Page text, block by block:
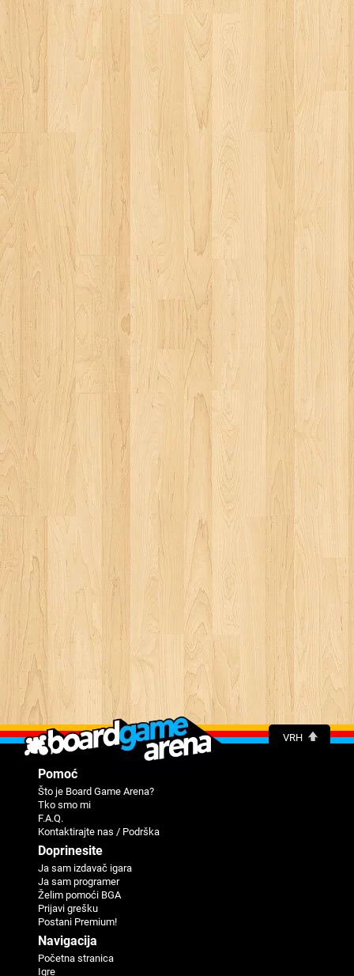
VRH
Pomoć
Što je Board Game Arena?
Tko smo mi
F.A.Q.
Kontaktirajte nas / Podrška
Doprinesite
Ja sam izdavač igara
Ja sam programer
Žеlim pomoći BGA
Priјavi grеšku
Postani Premium!
Navigaciјa
Početna stranica
Igre